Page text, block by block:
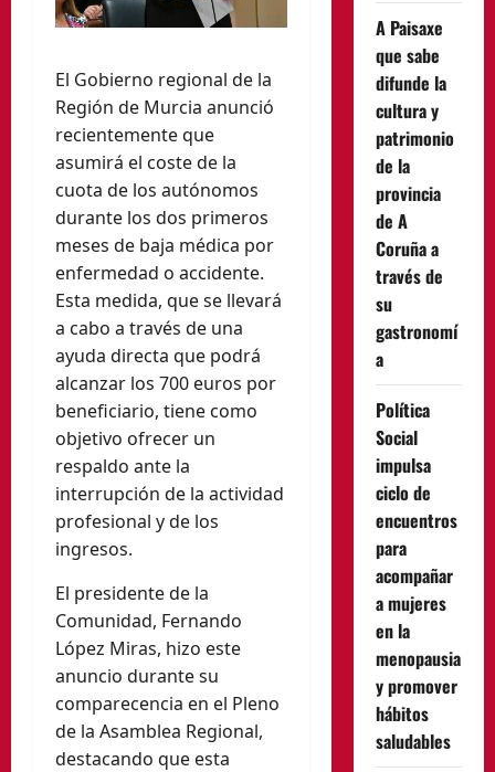
El Gobierno regional de la
Región de Murcia anunció
recientemente que
asumirá el coste de la
cuota de los autónomos
durante los dos primeros
meses de baja médica por
enfermedad o accidente.
Esta medida, que se llevará
a cabo a través de una
ayuda directa que podrá
alcanzar los 700 euros por
beneficiario, tiene como
objetivo ofrecer un
respaldo ante la
interrupción de la actividad
profesional y de los
ingresos.
El presidente de la
Comunidad, Fernando
López Miras, hizo este
anuncio durante su
comparecencia en el Pleno
de la Asamblea Regional,
destacando que esta
A Paisaxe
que sabe
difunde la
cultura y
patrimonio
de la
provincia
de A
Coruña a
través de
su
gastronomí
a
Política
Social
impulsa
ciclo de
encuentros
para
acompañar
a mujeres
en la
menopausia
y promover
hábitos
saludables